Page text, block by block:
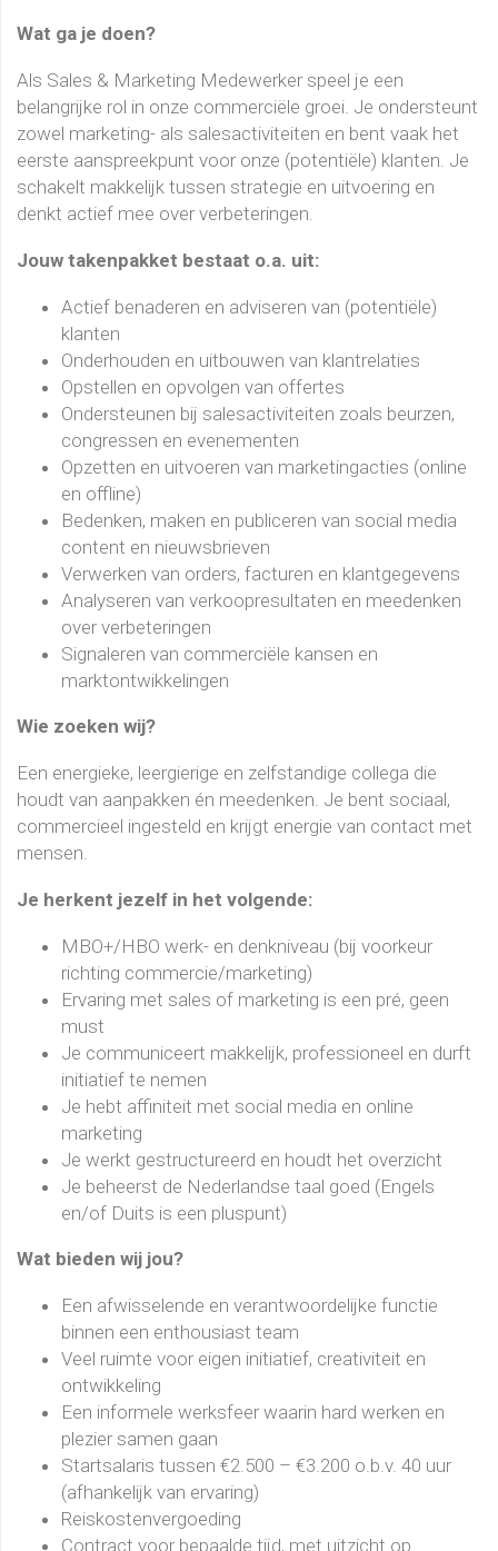
Wat ga je doen?
Als Sales & Marketing Medewerker speel je een
belangrijke rol in onze commerciële groei. Je ondersteunt
zowel marketing- als salesactiviteiten en bent vaak het
eerste aanspreekpunt voor onze (potentiële) klanten. Je
schakelt makkelijk tussen strategie en uitvoering en
denkt actief mee over verbeteringen.
Jouw takenpakket bestaat o.a. uit:
Actief benaderen en adviseren van (potentiële)
klanten
Onderhouden en uitbouwen van klantrelaties
Opstellen en opvolgen van offertes
Ondersteunen bij salesactiviteiten zoals beurzen,
congressen en evenementen
Opzetten en uitvoeren van marketingacties (online
en offline)
Bedenken, maken en publiceren van social media
content en nieuwsbrieven
Verwerken van orders, facturen en klantgegevens
Analyseren van verkoopresultaten en meedenken
over verbeteringen
Signaleren van commerciële kansen en
marktontwikkelingen
Wie zoeken wij?
Een energieke, leergierige en zelfstandige collega die
houdt van aanpakken én meedenken. Je bent sociaal,
commercieel ingesteld en krijgt energie van contact met
mensen.
Je herkent jezelf in het volgende:
MBO+/HBO werk- en denkniveau (bij voorkeur
richting commercie/marketing)
Ervaring met sales of marketing is een pré, geen
must
Je communiceert makkelijk, professioneel en durft
initiatief te nemen
Je hebt affiniteit met social media en online
marketing
Je werkt gestructureerd en houdt het overzicht
Je beheerst de Nederlandse taal goed (Engels
en/of Duits is een pluspunt)
Wat bieden wij jou?
Een afwisselende en verantwoordelijke functie
binnen een enthousiast team
Veel ruimte voor eigen initiatief, creativiteit en
ontwikkeling
Een informele werksfeer waarin hard werken en
plezier samen gaan
Startsalaris tussen €2.500 – €3.200 o.b.v. 40 uur
(afhankelijk van ervaring)
Reiskostenvergoeding
Contract voor bepaalde tijd, met uitzicht op